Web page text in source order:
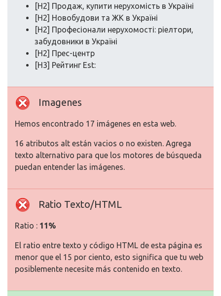
[H2] Продаж, купити нерухомість в Україні
[H2] Новобудови та ЖК в Україні
[H2] Професіонали нерухомості: ріелтори,
забудовники в Україні
[H2] Прес-центр
[H3] Рейтинг Est:
Imagenes
Hemos encontrado 17 imágenes en esta web.
16 atributos alt están vacios o no existen. Agrega
texto alternativo para que los motores de búsqueda
puedan entender las imágenes.
Ratio Texto/HTML
Ratio : 11%
El ratio entre texto y código HTML de esta página es
menor que el 15 por ciento, esto significa que tu web
posiblemente necesite más contenido en texto.